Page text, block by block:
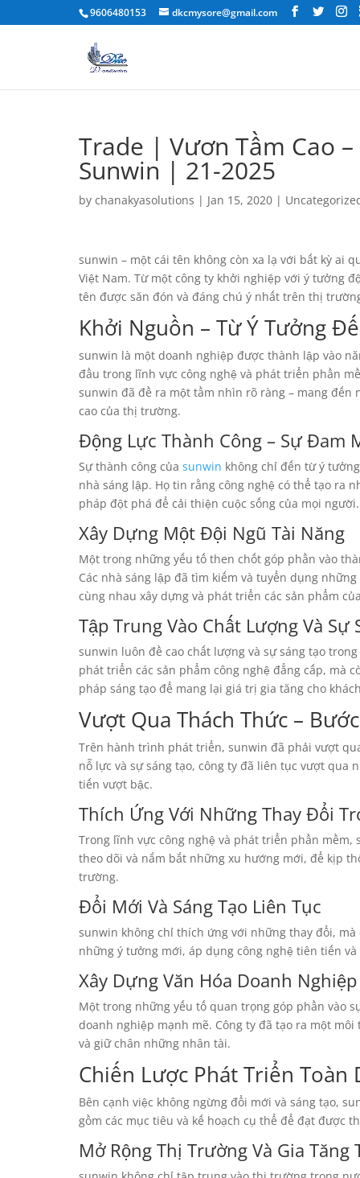
9606480153 dkcmysore@gmail.com
Trade | Vươn Tầm Cao
Sunwin | 21-2025
by chanakyasolutions | Jan 15, 2020 |
sunwin – một cái tên không còn xa lạ với bất kỳ ai
Việt Nam. Từ một công ty khởi nghiệp với ý tưởng
tên được săn đón và đáng chú ý nhất trên thị
Khởi Nguồn – Từ Ý Tưởng
sunwin là một doanh nghiệp được thành lập vào
đầu trong lĩnh vực công nghệ và phát triển phần
sunwin đã đề ra một tầm nhìn rõ ràng – mang đến
cao của thị trường.
Động Lực Thành Công – Sự Đam
Sự thành công của sunwin không chỉ đến từ ý
nhà sáng lập. Họ tin rằng công nghệ có thể tạo ra
pháp đột phá để cải thiện cuộc sống của mọi người.
Xây Dựng Một Đội Ngũ Tài Năng
Một trong những yếu tố then chốt góp phần vào
Các nhà sáng lập đã tìm kiếm và tuyển dụng
cùng nhau xây dựng và phát triển các sản phẩm
Tập Trung Vào Chất Lượng Và Sự
sunwin luôn đề cao chất lượng và sự sáng tạo
phát triển các sản phẩm công nghệ đẳng cấp, mà
pháp sáng tạo để mang lại giá trị gia tăng cho
Vượt Qua Thách Thức –
Trên hành trình phát triển, sunwin đã phải vượt
nỗ lực và sự sáng tạo, công ty đã liên tục vượt
tiến vượt bậc.
Thích Ứng Với Những Thay Đổi
Trong lĩnh vực công nghệ và phát triển phần
theo dõi và nắm bắt những xu hướng mới, để kịp
trường.
Đổi Mới Và Sáng Tạo Liên Tục
sunwin không chỉ thích ứng với những thay đổi,
những ý tưởng mới, áp dụng công nghệ tiên tiến
Xây Dựng Văn Hóa Doanh
Một trong những yếu tố quan trọng góp phần vào
doanh nghiệp mạnh mẽ. Công ty đã tạo ra một
và giữ chân những nhân tài.
Chiến Lược Phát Triển Toàn
Bên cạnh việc không ngừng đổi mới và sáng tạo,
gồm các mục tiêu và kế hoạch cụ thể để đạt được
Mở Rộng Thị Trường Và Gia Tăng